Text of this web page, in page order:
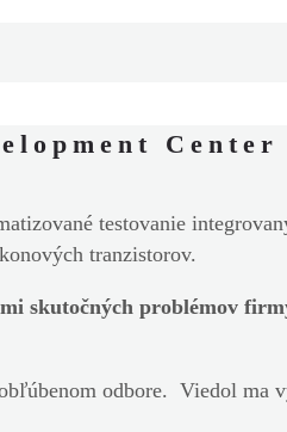
Center
testovanie
tranzistorov.
skutočných problémov
odbore. Viedol ma